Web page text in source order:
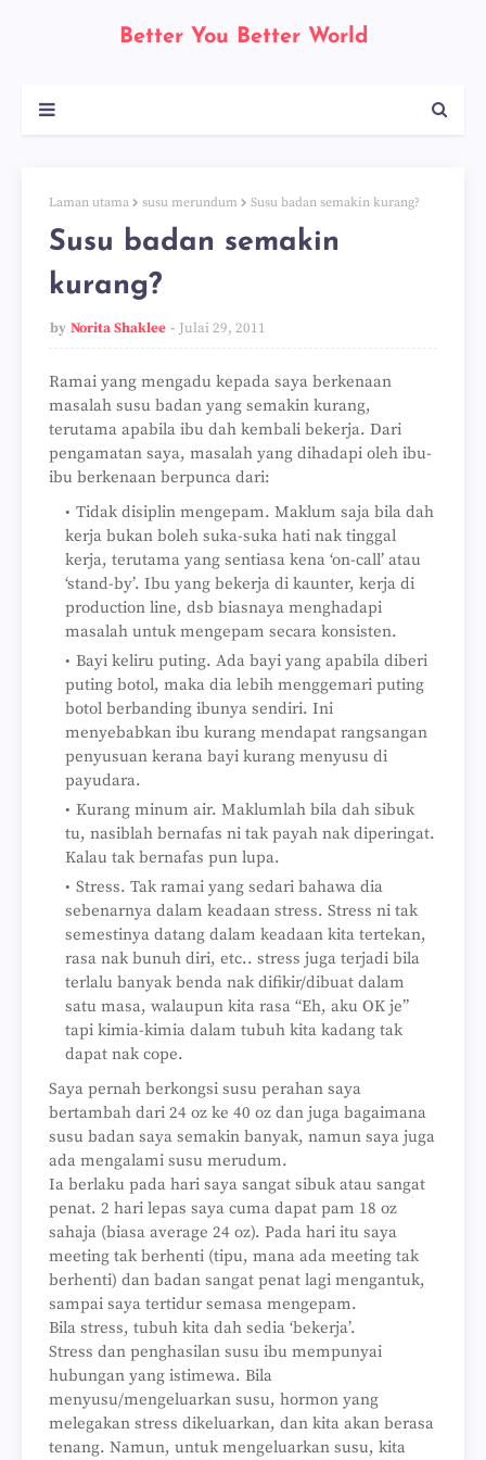
Better You Better World
Laman utama susu merundum Susu badan semakin kurang?
Susu badan semakin
kurang?
by Norita Shaklee Julai 29, 2011
Ramai yang mengadu kepada saya berkenaan
masalah susu badan yang semakin kurang,
terutama apabila ibu dah kembali bekerja. Dari
pengamatan saya, masalah yang dihadapi oleh ibu-
ibu berkenaan berpunca dari:
Tidak disiplin mengepam. Maklum saja bila dah
kerja bukan boleh suka-suka hati nak tinggal
kerja, terutama yang sentiasa kena ‘on-call’ atau
‘stand-by’. Ibu yang bekerja di kaunter, kerja di
production line, dsb biasnaya menghadapi
masalah untuk mengepam secara konsisten.
Bayi keliru puting. Ada bayi yang apabila diberi
puting botol, maka dia lebih menggemari puting
botol berbanding ibunya sendiri. Ini
menyebabkan ibu kurang mendapat rangsangan
penyusuan kerana bayi kurang menyusu di
payudara.
Kurang minum air. Maklumlah bila dah sibuk
tu, nasiblah bernafas ni tak payah nak diperingat.
Kalau tak bernafas pun lupa.
Stress. Tak ramai yang sedari bahawa dia
sebenarnya dalam keadaan stress. Stress ni tak
semestinya datang dalam keadaan kita tertekan,
rasa nak bunuh diri, etc.. stress juga terjadi bila
terlalu banyak benda nak difikir/dibuat dalam
satu masa, walaupun kita rasa “Eh, aku OK je”
tapi kimia-kimia dalam tubuh kita kadang tak
dapat nak cope.
Saya pernah berkongsi susu perahan saya
bertambah dari 24 oz ke 40 oz dan juga bagaimana
susu badan saya semakin banyak, namun saya juga
ada mengalami susu merudum.
Ia berlaku pada hari saya sangat sibuk atau sangat
penat. 2 hari lepas saya cuma dapat pam 18 oz
sahaja (biasa average 24 oz). Pada hari itu saya
meeting tak berhenti (tipu, mana ada meeting tak
berhenti) dan badan sangat penat lagi mengantuk,
sampai saya tertidur semasa mengepam.
Bila stress, tubuh kita dah sedia ‘bekerja’.
Stress dan penghasilan susu ibu mempunyai
hubungan yang istimewa. Bila
menyusu/mengeluarkan susu, hormon yang
melegakan stress dikeluarkan, dan kita akan berasa
tenang. Namun, untuk mengeluarkan susu, kita